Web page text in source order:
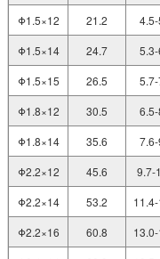
Φ1.5×12
21.2
Φ1.5×14
24.7
Φ1.5×15
26.5 5.7-
Φ1.8×12
30.5 6.5-
Φ1.8×14
35.6
Φ2.2×12
45.6 9.7-
Φ2.2×14
53.2
Φ2.2×16
60.8